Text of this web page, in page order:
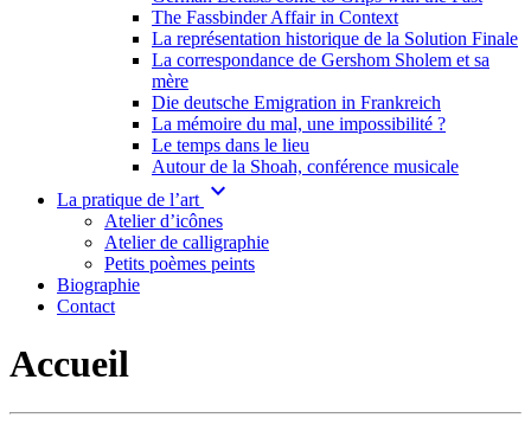
The Fassbinder Affair in Context
La représentation historique de la Solution Finale
La correspondance de Gershom Sholem et sa
mère
Die deutsche Emigration in Frankreich
La mémoire du mal, une impossibilité ?
Le temps dans le lieu
Autour de la Shoah, conférence musicale
La pratique de l’art keyboard_arrow_down
Atelier d’icônes
Atelier de calligraphie
Petits poèmes peints
Biographie
Contact
Accueil